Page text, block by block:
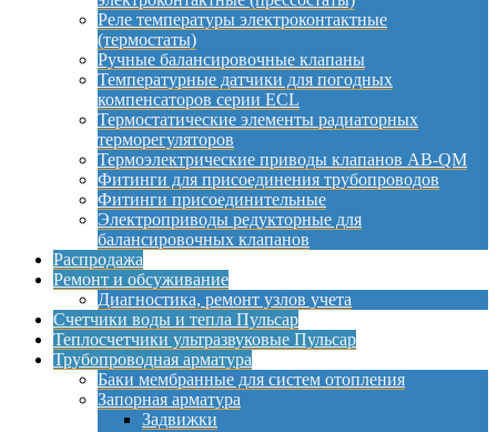
Реле температуры электроконтактные
(термостаты)
Ручные балансировочные клапаны
Температурные датчики для погодных
компенсаторов серии ECL
Термостатические элементы радиаторных
терморегуляторов
Термоэлектрические приводы клапанов AB-QM
Фитинги для присоединения трубопроводов
Фитинги присоединительные
Электроприводы редукторные для
балансировочных клапанов
Распродажа
Ремонт и обсуживание
Диагностика, ремонт узлов учета
Счетчики воды и тепла Пульсар
Теплосчетчики ультразвуковые Пульсар
Трубопроводная арматура
Баки мембранные для систем отопления
Запорная арматура
Задвижки